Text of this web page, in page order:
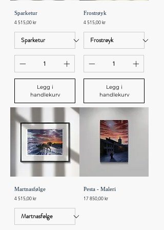
Sparketur
Pris
4 515,00 kr
Legg i
handlekurv
Frostrøyk
Pris
4 515,00 kr
Legg i
handlekurv
Martnasfølge
Pris
4 515,00 kr
Pesta - Maleri
Pris
17 850,00 kr